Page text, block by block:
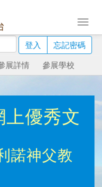
登入
忘記密碼
展詳情 參展學校
優秀文
諾神父教